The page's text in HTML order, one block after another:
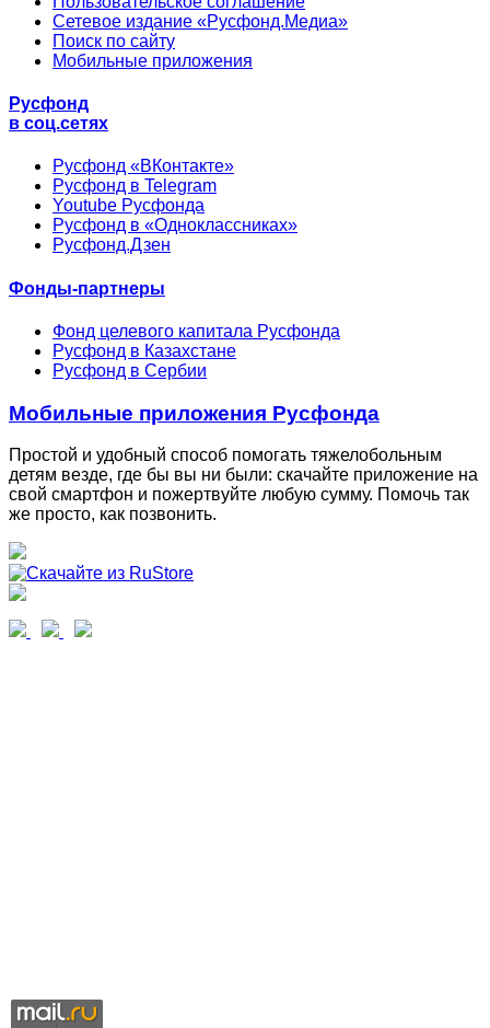
Сетевое издание «Русфонд.Медиа»
Поиск по сайту
Мобильные приложения
Русфонд
в соц.сетях
Русфонд «ВКонтакте»
Русфонд в Telegram
Youtube Русфонда
Русфонд в «Одноклассниках»
Русфонд.Дзен
Фонды-партнеры
Фонд целевого капитала Русфонда
Русфонд в Казахстане
Русфонд в Сербии
Мобильные приложения Русфонда
Простой и удобный способ помогать тяжелобольным
детям везде, где бы вы ни были: скачайте приложение на
свой смартфон и пожертвуйте любую сумму. Помочь так
же просто, как позвонить.